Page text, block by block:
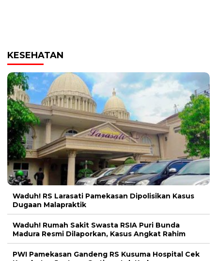
KESEHATAN
Waduh! RS Larasati Pamekasan Dipolisikan Kasus
Dugaan Malapraktik
Waduh! Rumah Sakit Swasta RSIA Puri Bunda
Madura Resmi Dilaporkan, Kasus Angkat Rahim
PWI Pamekasan Gandeng RS Kusuma Hospital Cek